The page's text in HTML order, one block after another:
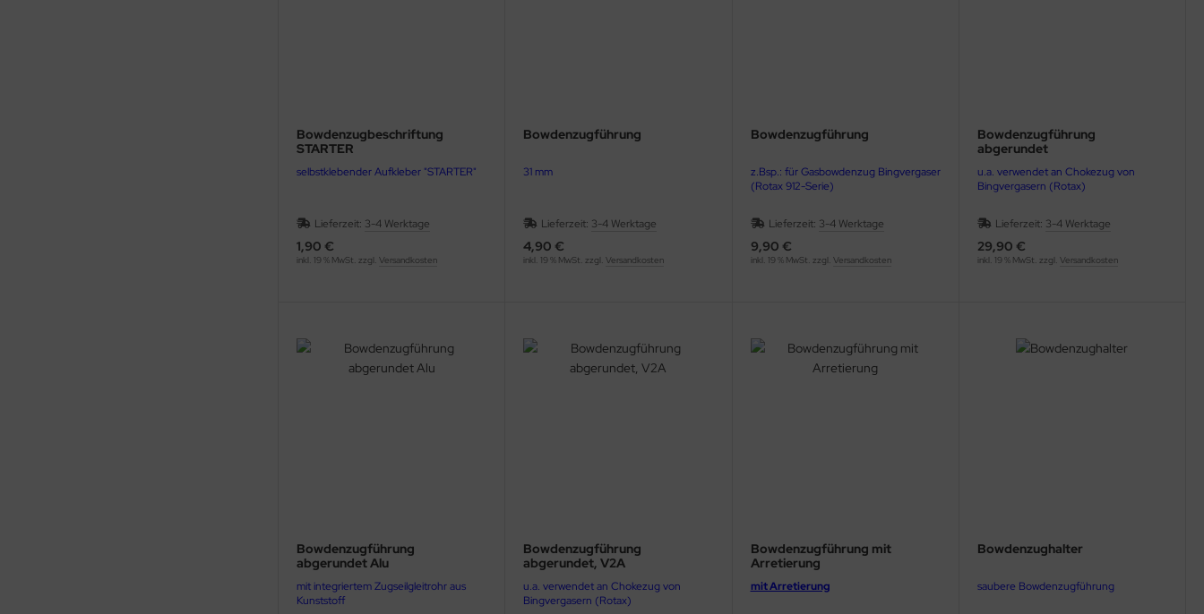
Bowdenzugbeschriftung
STARTER
selbstklebender Aufkleber "STARTER"
Lieferzeit: 3-4 Werktage
1,90 €
inkl. 19 % MwSt. zzgl. Versandkosten
Bowdenzugführung
31 mm
Lieferzeit: 3-4 Werktage
4,90 €
inkl. 19 % MwSt. zzgl.Versandkosten
Bowdenzugführung
z.Bsp.: für Gasbowdenzug Bingvergaser
(Rotax 912-Serie)
Lieferzeit: 3-4 Werktage
9,90 €
inkl. 19 % MwSt. zzgl. Versandkosten
Bowdenzugführung
abgerundet
u.a. verwendet an Chokezug von
Bingvergasern (Rotax)
Lieferzeit: 3-4 Werktage
29,90 €
inkl. 19 % MwSt. zzgl. Versandkosten
Bowdenzugführung
abgerundet Alu
mit integriertem Zugseilgleitrohr aus
Kunststoff
Bowdenzugführung
abgerundet, V2A
u.a. verwendet an Chokezug von
Bingvergasern (Rotax)
Bowdenzugführung mit
Arretierung
mit Arretierung
Bowdenzughalter
saubere Bowdenzugführung